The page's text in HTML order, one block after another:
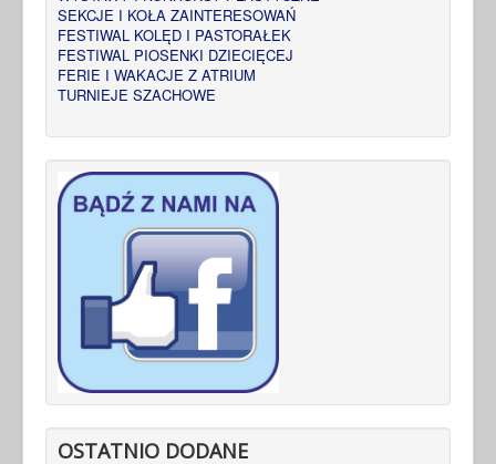
SEKCJE I KOŁA ZAINTERESOWAŃ
FESTIWAL KOLĘD I PASTORAŁEK
FESTIWAL PIOSENKI DZIECIĘCEJ
FERIE I WAKACJE Z ATRIUM
TURNIEJE SZACHOWE
OSTATNIO DODANE